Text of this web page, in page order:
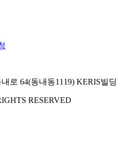
로 64(동내동1119) KERIS빌딩
RESERVED